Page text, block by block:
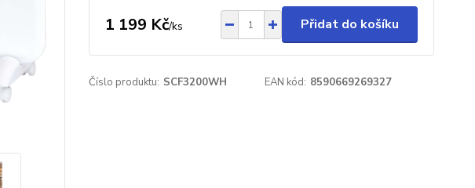
1 199 Kč/ks Přidat do košíku
Číslo produktu: SCF3200WH EAN kód: 8590669269327